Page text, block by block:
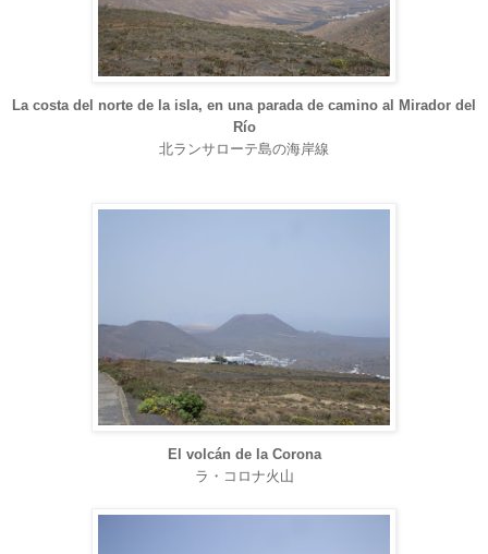
La costa del norte de la isla, en una parada de camino al Mirador del
Río
北ランサローテ島の海岸線
El volcán de la Corona
ラ・コロナ火山